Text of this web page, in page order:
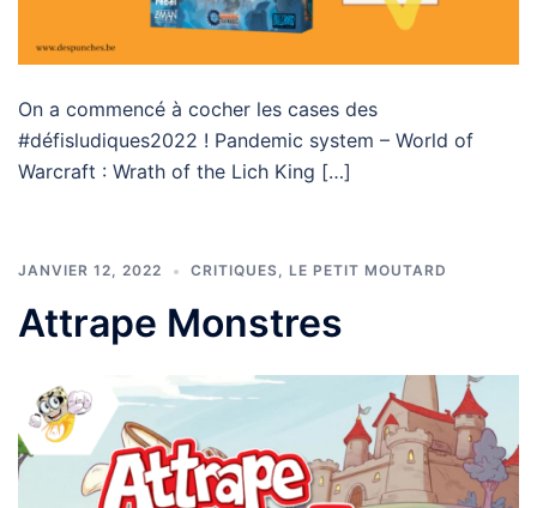
On a commencé à cocher les cases des
#défisludiques2022 ! Pandemic system – World of
Warcraft : Wrath of the Lich King […]
JANVIER 12, 2022 CRITIQUES, LE PETIT MOUTARD
Attrape Monstres